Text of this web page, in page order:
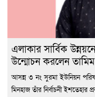
এলাকার সার্বিক
উন্মোচন করলেন
আসন্ন ৩ নং সুরমা ইউনিয়ন পরিষদ
মিনহাজ তাঁর নির্বাচনী ইশতেহার